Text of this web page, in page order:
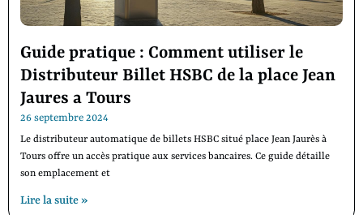
Guide pratique : Comment utiliser le
Distributeur Billet HSBC de la place Jean
Jaures a Tours
26 septembre 2024
Le distributeur automatique de billets HSBC situé place Jean Jaurès à
Tours offre un accès pratique aux services bancaires. Ce guide détaille
son emplacement et
Lire la suite »